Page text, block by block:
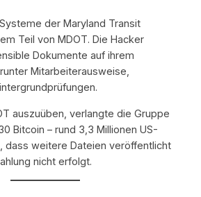
der Maryland Transit
Teil von MDOT. Die Hacker
Dokumente auf ihrem
Mitarbeiterausweise,
auszuüben, verlangte die Gruppe
Bitcoin – rund 3,3 Millionen US-
dass weitere Dateien veröffentlicht
nicht erfolgt.